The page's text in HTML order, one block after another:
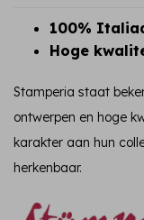
100%
Hoge
Stamperia staat
ontwerpen en hoge
karakter aan hun
herkenbaar.